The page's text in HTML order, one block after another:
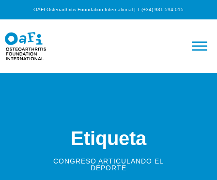
OAFI Osteoarthritis Foundation International | T (+34) 931 594 015
Etiqueta
CONGRESO ARTICULANDO EL
DEPORTE